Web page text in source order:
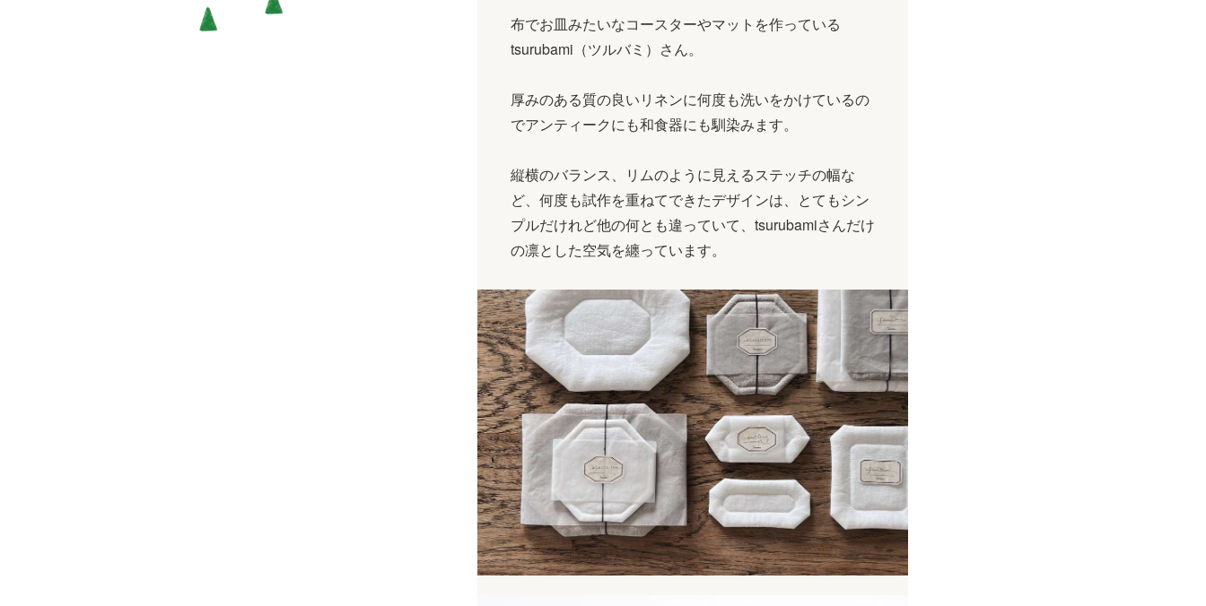
布でお皿みたいなコースターやマットを作っている
tsurubami（ツルバミ）さん。
厚みのある質の良いリネンに何度も洗いをかけているの
でアンティークにも和食器にも馴染みます。
縦横のバランス、リムのように見えるステッチの幅な
ど、何度も試作を重ねてできたデザインは、とてもシン
プルだけれど他の何とも違っていて、tsurubamiさんだけ
の凛とした空気を纏っています。